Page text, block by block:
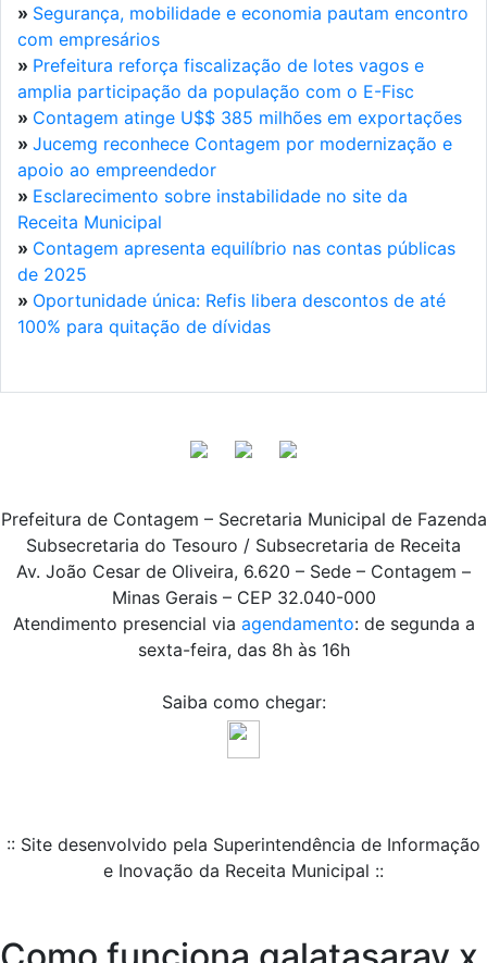
» Segurança, mobilidade e economia pautam encontro
com empresários
» Prefeitura reforça fiscalização de lotes vagos e
amplia participação da população com o E-Fisc
» Contagem atinge U$$ 385 milhões em exportações
» Jucemg reconhece Contagem por modernização e
apoio ao empreendedor
» Esclarecimento sobre instabilidade no site da
Receita Municipal
» Contagem apresenta equilíbrio nas contas públicas
de 2025
» Oportunidade única: Refis libera descontos de até
100% para quitação de dívidas
Prefeitura de Contagem – Secretaria Municipal de Fazenda
Subsecretaria do Tesouro / Subsecretaria de Receita
Av. João Cesar de Oliveira, 6.620 – Sede – Contagem –
Minas Gerais – CEP 32.040-000
Atendimento presencial via agendamento: de segunda a
sexta-feira, das 8h às 16h
Saiba como chegar:
:: Site desenvolvido pela Superintendência de Informação
e Inovação da Receita Municipal ::